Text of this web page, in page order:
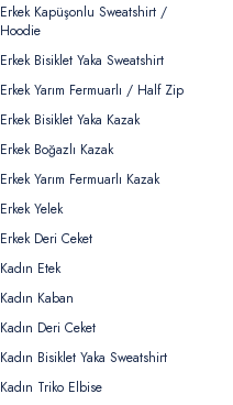
Erkek Kapüşonlu Sweatshirt /
Hoodie
Erkek Bisiklet Yaka Sweatshirt
Erkek Yarım Fermuarlı / Half Zip
Erkek Bisiklet Yaka Kazak
Erkek Boğazlı Kazak
Erkek Yarım Fermuarlı Kazak
Erkek Yelek
Erkek Deri Ceket
Kadın Etek
Kadın Kaban
Kadın Deri Ceket
Kadın Bisiklet Yaka Sweatshirt
Kadın Triko Elbise